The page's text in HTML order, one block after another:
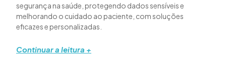
segurança na saúde, protegendo dados sensíveis e
melhorando o cuidado ao paciente, com soluções
eficazes e personalizadas.
Continuar a leitura +